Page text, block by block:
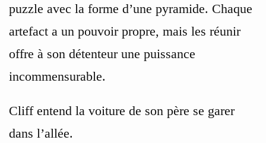
puzzle avec la forme d’une pyramide. Chaque
artefact a un pouvoir propre, mais les réunir
offre à son détenteur une puissance
incommensurable.
Cliff entend la voiture de son père se garer
dans l’allée.